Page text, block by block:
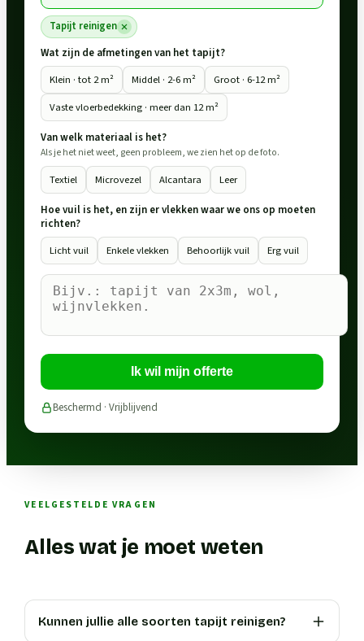
Tapijt reinigen
Wat zijn de afmetingen van het tapijt?
Klein · tot 2 m²
Middel · 2-6 m²
Groot · 6-12 m²
Vaste vloerbedekking · meer dan 12 m²
Van welk materiaal is het?
Als je het niet weet, geen probleem, we zien het op de foto.
Textiel Microvezel Alcantara Leer
Hoe vuil is het, en zijn er vlekken waar we ons op moeten
richten?
Licht vuil
Enkele vlekken Behoorlijk vuil Erg vuil
Ik wil mijn offerte
Beschermd · Vrijblijvend
VEELGESTELDE VRAGEN
Alles wat je moet weten
Kunnen jullie alle soorten tapijt reinigen?